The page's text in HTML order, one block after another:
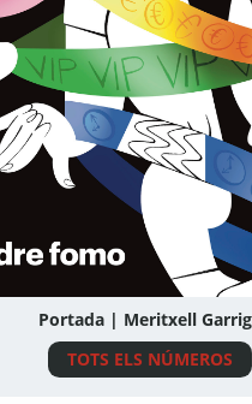
Portada | Meritxell
TOTS ELS NÚMEROS